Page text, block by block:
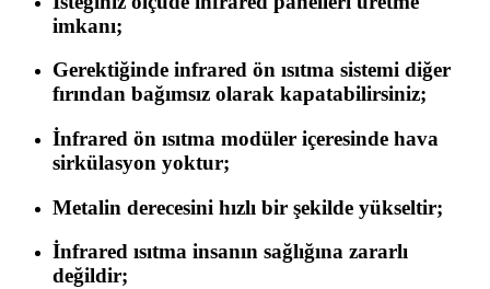
imkanı;
Gerektiğinde infrared ön ısıtma sistemi diğer
fırından bağımsız olarak kapatabilirsiniz;
İnfrared ön ısıtma modüler içeresinde hava
sirkülasyon yoktur;
Metalin derecesini hızlı bir şekilde yükseltir;
İnfrared ısıtma insanın sağlığına zararlı
değildir;